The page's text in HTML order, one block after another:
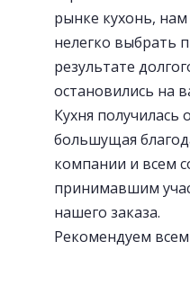
Лотки для
рынке кухонь,
нелегко выбрать
результате
остановились на
Кухня получилась
большущая
компании и всем
принимавшим
нашего заказа.
Рекомендуем